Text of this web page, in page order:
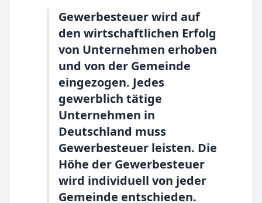
Gewerbesteuer wird auf
den wirtschaftlichen Erfolg
von Unternehmen erhoben
und von der Gemeinde
eingezogen. Jedes
gewerblich tätige
Unternehmen in
Deutschland muss
Gewerbesteuer leisten. Die
Höhe der Gewerbesteuer
wird individuell von jeder
Gemeinde entschieden.